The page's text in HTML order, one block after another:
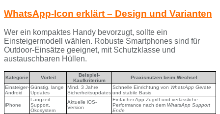
WhatsApp-Icon erklärt – Design und Varianten
Wer ein kompaktes Handy bevorzugt, sollte ein
Einsteigermodell wählen. Robuste Smartphones sind für
Outdoor-Einsätze geeignet, mit Schutzklasse und
austauschbaren Hüllen.
Kategorie Vorteil
Beispiel-
Kaufkriterium
Praxisnutzen beim Wechsel
Einsteiger-
Android
Günstig, lange
Updates
Mind. 3 Jahre
Sicherheitsupdates
Schnelle Einrichtung von WhatsApp Geräte
und stabile Basis
iPhone
Langzeit-
Support,
Ökosystem
Aktuelle iOS-
Version
Einfacher App-Zugriff und verlässliche
Performance nach dem WhatsApp Support
Ende